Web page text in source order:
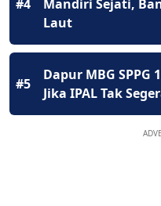
#4
Mandiri Sejati,
Laut
#5
Dapur MBG SPPG
Jika IPAL Tak